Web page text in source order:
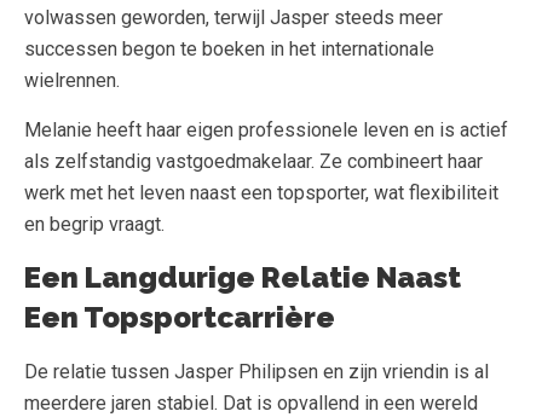
volwassen geworden, terwijl Jasper steeds meer
successen begon te boeken in het internationale
wielrennen.
Melanie heeft haar eigen professionele leven en is actief
als zelfstandig vastgoedmakelaar. Ze combineert haar
werk met het leven naast een topsporter, wat flexibiliteit
en begrip vraagt.
Een Langdurige Relatie Naast
Een Topsportcarrière
De relatie tussen Jasper Philipsen en zijn vriendin is al
meerdere jaren stabiel. Dat is opvallend in een wereld